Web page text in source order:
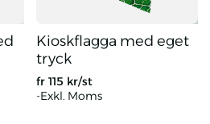
Kioskflagga med eget
tryck
fr 115 kr/st
-Exkl. Moms